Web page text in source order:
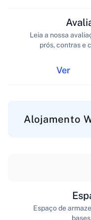
Ver
Leia a nossa
prós, contras e
Alojamento
Espaço de